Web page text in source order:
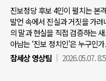
진보정당 후보 4인이 펼치는 본
발언 속에서 진실과 거짓을 가
의 말과 현실을 직접 검증하는
아남는 ‘진보 정치인’은 누구인가.
참세상 영상팀
2026.05.07.